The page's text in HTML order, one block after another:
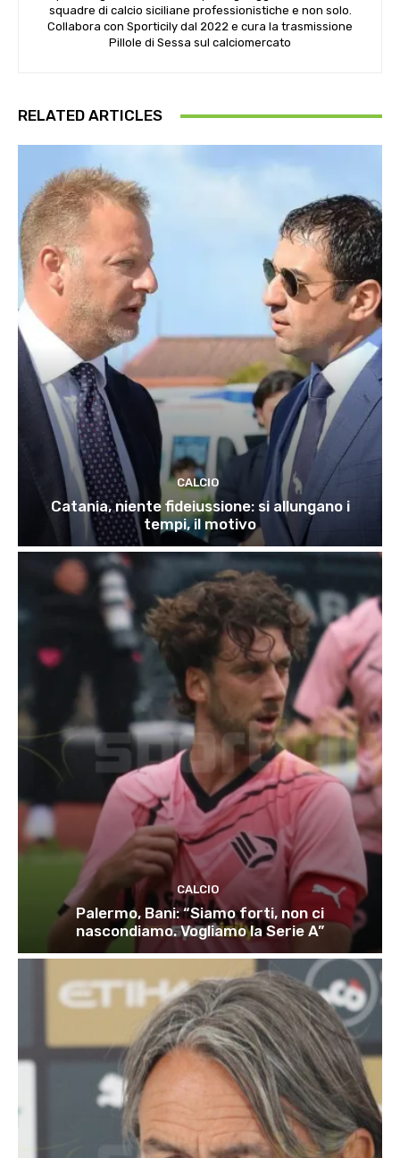
squadre di calcio siciliane professionistiche e non solo.
Collabora con Sporticily dal 2022 e cura la trasmissione
Pillole di Sessa sul calciomercato
RELATED ARTICLES
CALCIO
Catania, niente fideiussione: si allungano i
tempi, il motivo
CALCIO
Palermo, Bani: “Siamo forti, non ci
nascondiamo. Vogliamo la Serie A”